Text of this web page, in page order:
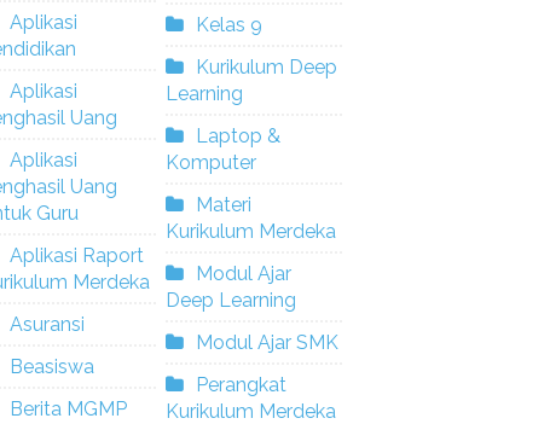
Aplikasi
Aplikasi
Uang
Aplikasi
Uang
Guru
Aplikasi Raport
Merdeka
Asuransi
Beasiswa
Berita MGMP
Kelas 9
Kurikulum Deep
Learning
Laptop &
Komputer
Materi
Kurikulum Merdeka
Modul Ajar
Deep Learning
Modul Ajar SMK
Perangkat
Kurikulum Merdeka